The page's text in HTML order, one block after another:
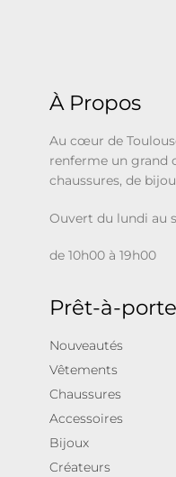
À Propos
Au cœur de
renferme un grand
chaussures, de
Ouvert du lundi au
de 10h00 à 19h00
Prêt-à-
Nouveautés
Vêtements
Chaussures
Accessoires
Bijoux
Créateurs